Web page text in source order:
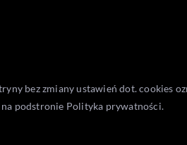
bez zmiany ustawień dot. cookies
na podstronie Polityka prywatności.